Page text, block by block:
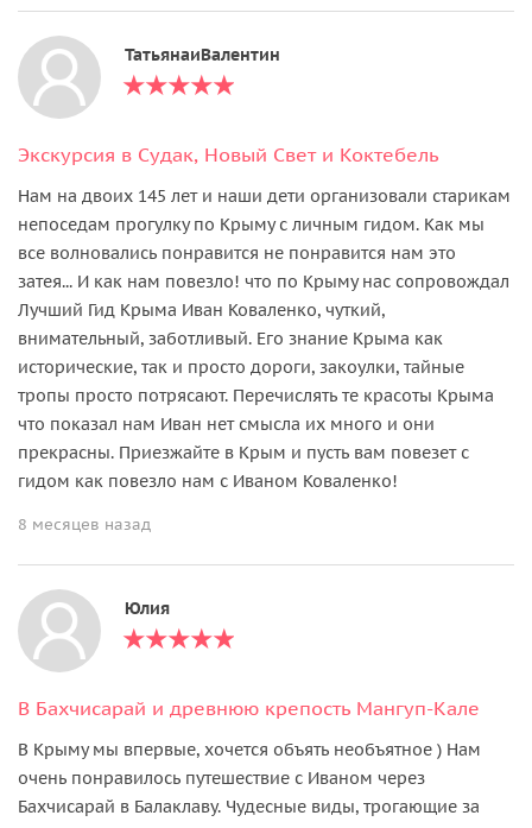
ТатьянаиВалентин
Экскурсия в Судак, Новый Свет и Коктебель
Нам на двоих 145 лет и наши дети организовали старикам
непоседам прогулку по Крыму с личным гидом. Как мы
все волновались понравится не понравится нам это
затея... И как нам повезло! что по Крыму нас сопровождал
Лучший Гид Крыма Иван Коваленко, чуткий,
внимательный, заботливый. Его знание Крыма как
исторические, так и просто дороги, закоулки, тайные
тропы просто потрясают. Перечислять те красоты Крыма
что показал нам Иван нет смысла их много и они
прекрасны. Приезжайте в Крым и пусть вам повезет с
гидом как повезло нам с Иваном Коваленко!
8 месяцев назад
Юлия
В Бахчисарай и древнюю крепость Мангуп-Кале
В Крыму мы впервые, хочется объять необъятное ) Нам
очень понравилось путешествие с Иваном через
Бахчисарай в Балаклаву. Чудесные виды, трогающие за